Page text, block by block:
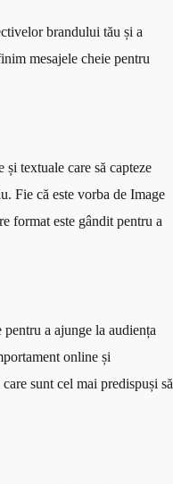
brandului tău și a
mesajele cheie pentru
textuale care să capteze
Fie că este vorba de Image
format este gândit pentru a
a ajunge la audiența
online și
sunt cel mai predispuși să